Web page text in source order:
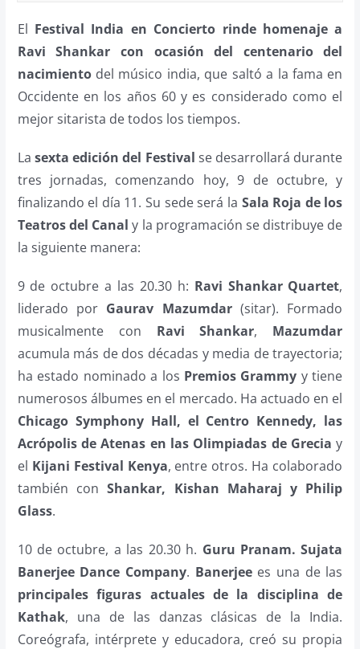
El Festival India en Concierto rinde homenaje a
Ravi Shankar con ocasión del centenario del
nacimientodel músico india, que saltó a la fama en
Occidente en los años 60 y es considerado como el
mejor sitarista de todos los tiempos.
La sexta edición del Festival se desarrollará durante
tres jornadas, comenzando hoy, 9 de octubre, y
finalizando el día 11. Su sede será la Sala Roja de los
Teatros del Canal y la programación se distribuye de
la siguiente manera:
9 de octubre a las 20.30 h: Ravi Shankar Quartet,
liderado por Gaurav Mazumdar(sitar). Formado
musicalmente con Ravi Shankar, Mazumdar
acumula más de dos décadas y media de trayectoria;
ha estado nominado a los Premios Grammy y tiene
numerosos álbumes en el mercado. Ha actuado en el
Chicago Symphony Hall, el Centro Kennedy, las
Acrópolis de Atenas en las Olimpiadas de Grecia y
el Kijani Festival Kenya, entre otros. Ha colaborado
también conShankar, Kishan Maharaj y Philip
Glass.
10 de octubre, a las 20.30 h. Guru Pranam. Sujata
Banerjee Dance Company. Banerjeees una de las
principales figuras actuales de la disciplina de
Kathak, una de las danzas clásicas de la India.
Coreógrafa, intérprete y educadora, creó su propia